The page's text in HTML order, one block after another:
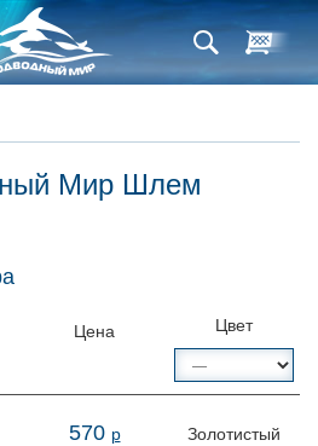
Мир Шлем
Цена Цвет
570 р Золотистый